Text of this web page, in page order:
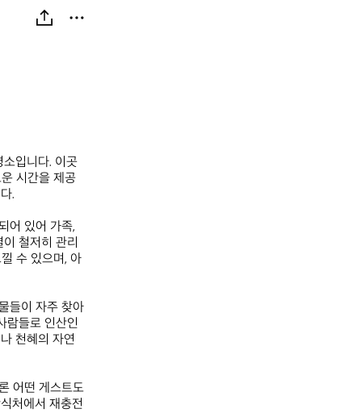
입니다. 이곳
시간을 제공
.
어 있어 가족,
철저히 관리
수 있으며, 아
들이 자주 찾아
람들로 인산인
천혜의 자연
어떤 게스트도
처에서 재충전